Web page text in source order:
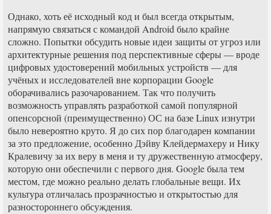
Однако, хоть её исходный код и был всегда открытым,
напрямую связаться с командой Android было крайне
сложно. Попытки обсудить новые идеи защиты от угроз или
архитектурные решения под перспективные сферы — вроде
цифровых удостоверений мобильных устройств — для
учёных и исследователей вне корпорации Google
оборачивались разочарованием. Так что получить
возможность управлять разработкой самой популярной
опенсорсной (преимущественно) ОС на базе Linux изнутри
было невероятно круто. Я до сих пор благодарен компании
за это предложение, особенно Дэйву Клейдермахеру и Нику
Кралевичу за их веру в меня и ту дружественную атмосферу,
которую они обеспечили с первого дня. Google была тем
местом, где можно реально делать глобальные вещи. Их
культура отличалась прозрачностью и открытостью для
разностороннего обсуждения.